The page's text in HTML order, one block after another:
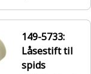
149-5733:
Låsestift til
spids